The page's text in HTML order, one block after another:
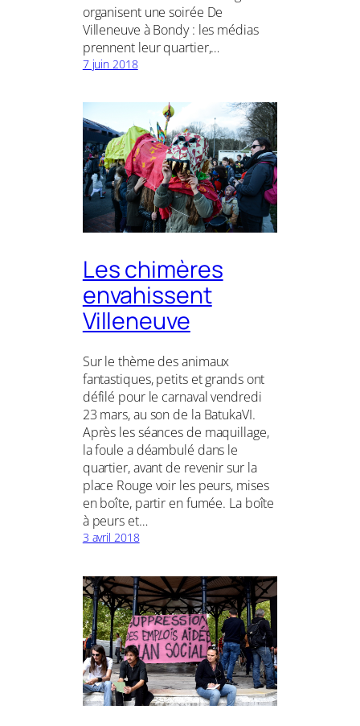
organisent une soirée De
Villeneuve à Bondy : les médias
prennent leur quartier,…
7 juin 2018
Les chimères
envahissent
Villeneuve
Sur le thème des animaux
fantastiques, petits et grands ont
défilé pour le carnaval vendredi
23 mars, au son de la BatukaVI.
Après les séances de maquillage,
la foule a déambulé dans le
quartier, avant de revenir sur la
place Rouge voir les peurs, mises
en boîte, partir en fumée. La boîte
à peurs et…
3 avril 2018